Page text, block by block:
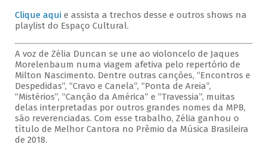
Clique aquie assista a trechos desse e outros shows na
playlist do Espaço Cultural.
A voz de Zélia Duncan se une ao violoncelo de Jaques
Morelenbaum numa viagem afetiva pelo repertório de
Milton Nascimento. Dentre outras canções, “Encontros e
Despedidas”, “Cravo e Canela”, “Ponta de Areia”,
“Mistérios”, “Canção da América” e “Travessia”, muitas
delas interpretadas por outros grandes nomes da MPB,
são reverenciadas. Com esse trabalho, Zélia ganhou o
título de Melhor Cantora no Prêmio da Música Brasileira
de 2018.